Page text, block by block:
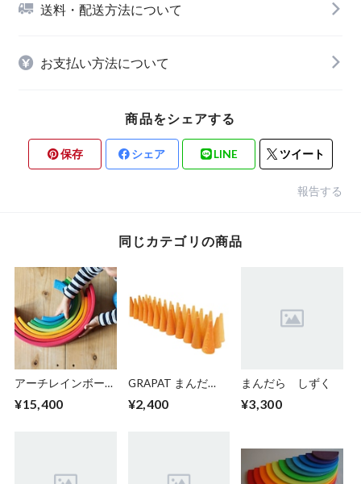
送料・配送方法について
お支払い方法について
商品をシェアする
保存 シェア LINE ツイート
報告する
同じカテゴリの商品
アーチレインボー
¥15,400
GRAPAT まんだ
¥2,400
まんだら しずく
¥3,300